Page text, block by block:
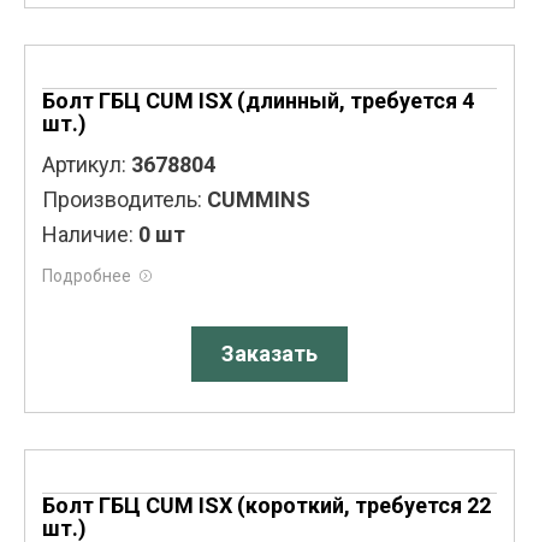
Болт ГБЦ CUM ISX (длинный, требуется 4
шт.)
Артикул: 3678804
Производитель: CUMMINS
Наличие: 0 шт
Подробнее
Заказать
Болт ГБЦ CUM ISX (короткий, требуется 22
шт.)